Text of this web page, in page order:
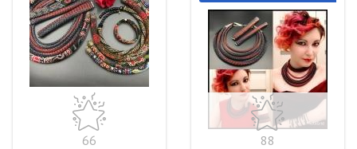
66 88